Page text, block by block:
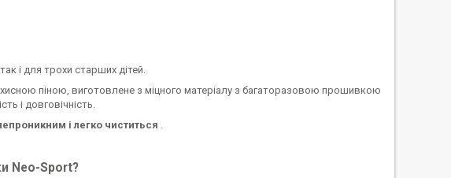
і для трохи старших дітей.
піною, виготовлене з міцного матеріалу з багаторазовою прошивкою
і довговічність.
і легко чиститься .
Neo-Sport?